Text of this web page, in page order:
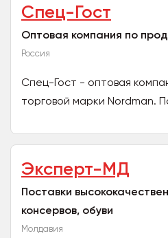
Спец-Гост
Оптовая компания по
Россия
Cпец-Гост - оптовая
торговой марки Nordman.
охоты,...
Эксперт-МД
Поставки
консервов, обуви
Молдавия